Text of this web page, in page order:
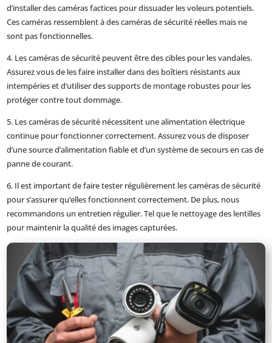
d’installer des caméras factices pour dissuader les voleurs potentiels.
Ces caméras ressemblent à des caméras de sécurité réelles mais ne
sont pas fonctionnelles.
4. Les caméras de sécurité peuvent être des cibles pour les vandales.
Assurez vous de les faire installer dans des boîtiers résistants aux
intempéries et d’utiliser des supports de montage robustes pour les
protéger contre tout dommage.
5. Les caméras de sécurité nécessitent une alimentation électrique
continue pour fonctionner correctement. Assurez vous de disposer
d’une source d’alimentation fiable et d’un système de secours en cas de
panne de courant.
6. Il est important de faire tester régulièrement les caméras de sécurité
pour s’assurer qu’elles fonctionnent correctement. De plus, nous
recommandons un entretien régulier. Tel que le nettoyage des lentilles
pour maintenir la qualité des images capturées.